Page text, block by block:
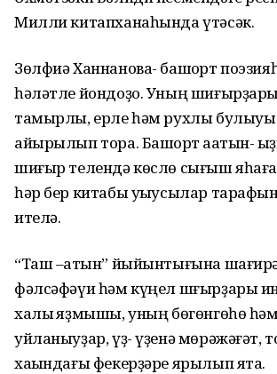
Милли китапханаһында үтәсәк.
Зөлфиә Ханнанова- башҡорт
һәләтле йондоҙо. Уның шиғырҙары
тамырлы, ерле һәм рухлы
айырылып тора. Башҡорт ҡаатын-
шиғыр телендә көслө сығыш
һәр бер китабы уҡыусылар
ителә.
“Таш –ҡатын” йыйынтығына
фәлсәфәүи һәм күңел шғырҙары
халыҡ яҙмышы, уның бөгөнгөһө һәм
уйланыуҙар, үҙ- үҙенә
хаҡындағы фекерҙәре ярылып ята.